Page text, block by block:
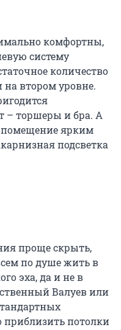
комфортны,
систему
количество
втором уровне.
– торшеры и бра. А
помещение ярким
подсветка
проще скрыть,
по душе жить в
эха, да и не в
Валуев или
приблизить потолки